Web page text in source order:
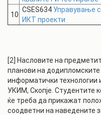
10
CSES634 Управување
ИКТ проекти
[2] Насловите на
планови на
информатички технологии
УКИМ, Скопје. Студентите
ќе треба да прикажат
соодветни на наведените